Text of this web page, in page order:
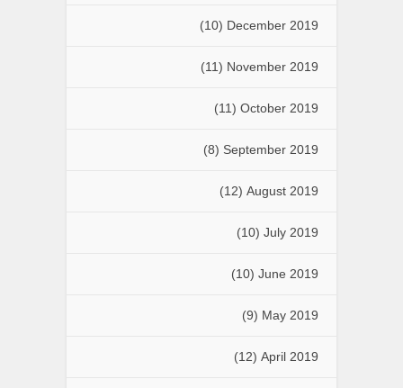
December 2019
(10)
November 2019
(11)
October 2019
(11)
September 2019
(8)
August 2019
(12)
July 2019
(10)
June 2019
(10)
May 2019
(9)
April 2019
(12)